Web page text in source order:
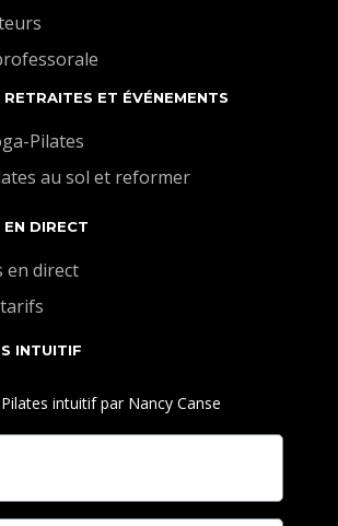
RETRAITES ET ÉVÉNEMENTS
Pilates
au sol et reformer
EN DIRECT
en direct
INTUITIF
intuitif par Nancy Canse